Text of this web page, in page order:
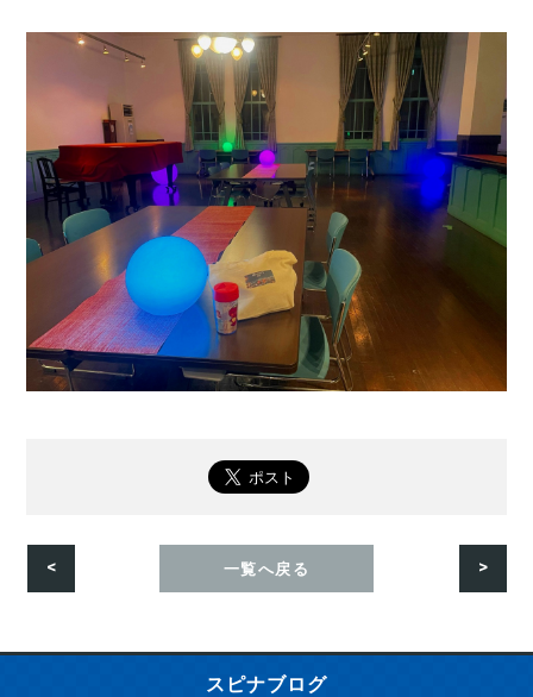
スピナブログ
< 一覧へ戻る >